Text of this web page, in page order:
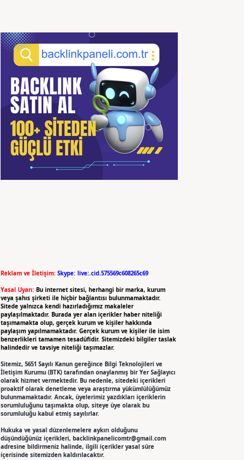
Reklam ve İletişim: Skype: live:.cid.575569c608265c69
Yasal Uyarı: Bu internet sitesi, herhangi bir marka, kurum
veya şahıs şirketi ile hiçbir bağlantısı bulunmamaktadır.
Sitede yalnızca kendi hazırladığımız makaleler
paylaşılmaktadır. Burada yer alan içerikler haber niteliği
taşımamakta olup, gerçek kurum ve kişiler hakkında
paylaşım yapılmamaktadır. Gerçek kurum ve kişiler ile isim
benzerlikleri tamamen tesadüfidir. Sitemizdeki bilgiler taslak
halindedir ve tavsiye niteliği taşımazlar.
Sitemiz, 5651 Sayılı Kanun gereğince Bilgi Teknolojileri ve
İletişim Kurumu (BTK) tarafından onaylanmış bir Yer Sağlayıcı
olarak hizmet vermektedir. Bu nedenle, sitedeki içerikleri
proaktif olarak denetleme veya araştırma yükümlülüğümüz
bulunmamaktadır. Ancak, üyelerimiz yazdıkları içeriklerin
sorumluluğunu taşımakta olup, siteye üye olarak bu
sorumluluğu kabul etmiş sayılırlar.
Hukuka ve yasal düzenlemelere aykırı olduğunu
düşündüğünüz içerikleri, backlinkpanelicomtr@gmail.com
adresine bildirmeniz halinde, ilgili içerikler yasal süre
içerisinde sitemizden kaldırılacaktır.